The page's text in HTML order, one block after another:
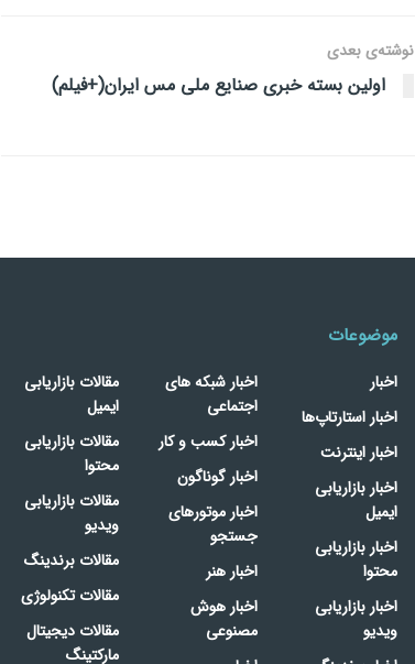
نوشته‌ی بعدی
اولین بسته خبری صنایع ملی مس ایران(+فیلم)
موضوعات
اخبار
اخبار استارتاپ‌ها
اخبار اینترنت
اخبار بازاریابی
ایمیل
اخبار بازاریابی
محتوا
اخبار بازاریابی
ویدیو
اخبار شبکه های
اجتماعی
اخبار کسب و کار
اخبار گوناگون
اخبار موتورهای
جستجو
اخبار هنر
اخبار هوش
مصنوعی
مقالات بازاریابی
ایمیل
مقالات بازاریابی
محتوا
مقالات بازاریابی
ویدیو
مقالات برندینگ
مقالات تکنولوژی
مقالات دیجیتال
مارکتینگ